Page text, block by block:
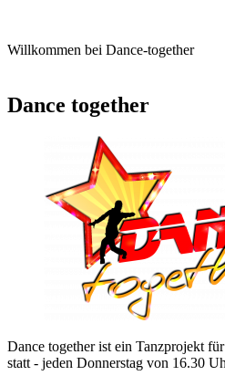
Willkommen bei Dance-together
Dance together
Dance together ist ein Tanzprojekt
statt - jeden Donnerstag von 16.30